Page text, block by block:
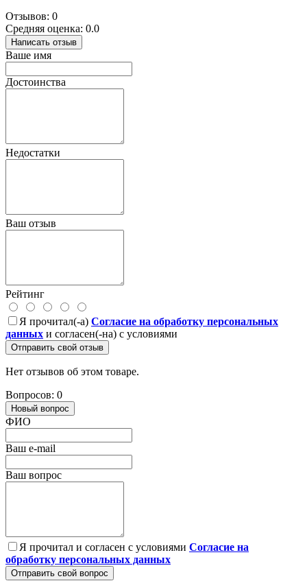
Отзывов: 0
Средняя оценка: 0.0
Написать отзыв
Ваше имя
Достоинства
Недостатки
Ваш отзыв
Рейтинг
Я прочитал(-а) Согласие на обработку персональных
данных и согласен(-на) с условиями
Отправить свой отзыв
Нет отзывов об этом товаре.
Вопросов: 0
Новый вопрос
ФИО
Ваш e-mail
Ваш вопрос
Я прочитал и согласен с условиями Согласие на
обработку персональных данных
Отправить свой вопрос